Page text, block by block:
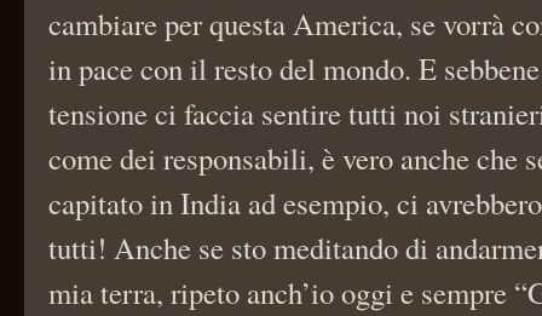
cambiare per questa America, se vorrà
in pace con il resto del mondo. E
tensione ci faccia sentire tutti noi
come dei responsabili, è vero anche che
capitato in India ad esempio, ci
tutti! Anche se sto meditando di
mia terra, ripeto anch’io oggi e sempre